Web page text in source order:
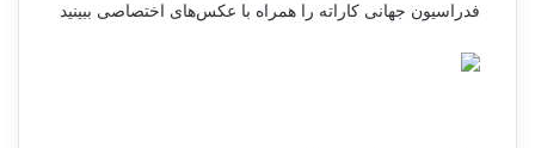
فدراسیون جهانی کاراته را همراه با عکس‌های اختصاصی ببینید